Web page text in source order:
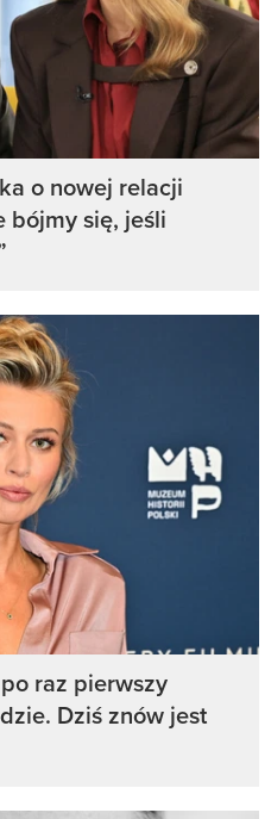
o nowej relacji
bójmy się, jeśli
raz pierwszy
Dziś znów jest